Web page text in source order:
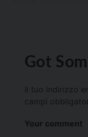
Got
Il tuo indirizzo
campi
Your comment